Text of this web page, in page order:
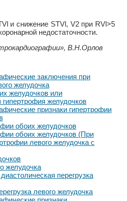
и снижение STVl, V2 при RVl>5
недостаточности.
В.Н.Орлов
заключения при
желудочка
желудочков или
гипертрофия желудочков
признаки гипертрофии
обоих желудочков
обоих желудочков (При
левого желудочка с
желудочка
перегрузка
левого желудочка